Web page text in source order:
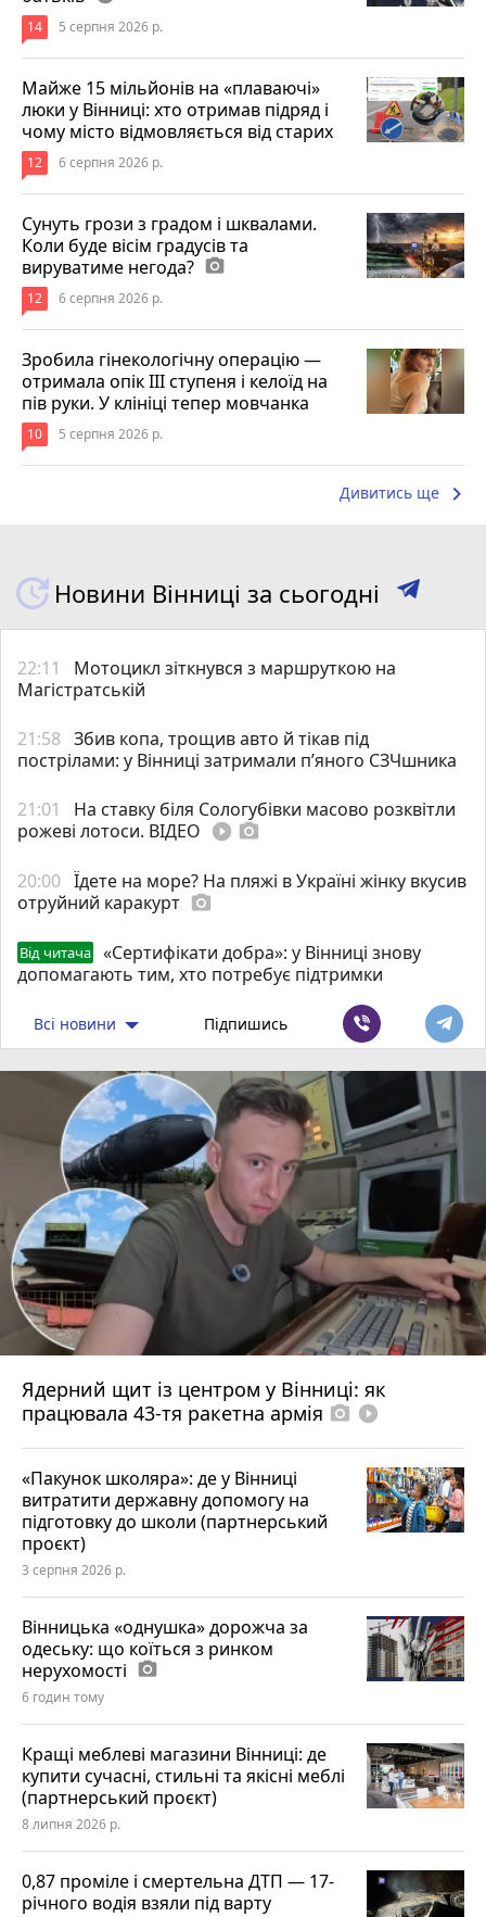
14 5 серпня 2026 р.
Майже 15 мільйонів на «плаваючі»
люки у Вінниці: хто отримав підряд і
чому місто відмовляється від старих
12 6 серпня 2026 р.
Сунуть грози з градом і шквалами.
Коли буде вісім градусів та
вируватиме негода? photo_camera
12 6 серпня 2026 р.
Зробила гінекологічну операцію —
отримала опік ІІІ ступеня і келоїд на
пів руки. У клініці тепер мовчанка
10 5 серпня 2026 р.
Дивитись ще keyboard_arrow_right
Новини Вінниці за сьогодні
22:11
Мотоцикл зіткнувся з маршруткою на
Магістратській
21:58 Збив копа, трощив авто й тікав під
пострілами: у Вінниці затримали п’яного СЗЧшника
21:01
На ставку біля Сологубівки масово розквітли
рожеві лотоси. ВІДЕО play_circle_filled photo_camera
20:00 Їдете на море? На пляжі в Україні жінку вкусив
отруйний каракурт photo_camera
Від читача
«Сертифікати добра»: у Вінниці знову
допомагають тим, хто потребує підтримки
Всі новини Підпишись
Ядерний щит із центром у Вінниці: як
працювала 43-тя ракетна армія photo_camera play_circle_filled
«Пакунок школяра»: де у Вінниці
витратити державну допомогу на
підготовку до школи (партнерський
проєкт)
3 серпня 2026 р.
Вінницька «однушка» дорожча за
одеську: що коїться з ринком
нерухомості photo_camera
6 годин тому
Кращі меблеві магазини Вінниці: де
купити сучасні, стильні та якісні меблі
(партнерський проєкт)
8 липня 2026 р.
0,87 проміле і смертельна ДТП — 17-
річного водія взяли під варту